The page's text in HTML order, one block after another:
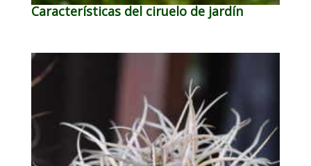
Características del ciruelo de jardín